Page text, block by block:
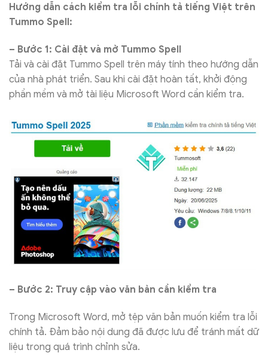
Hướng dẫn cách kiểm tra lỗi chính tả tiếng Việt trên
Tummo Spell:
– Bước 1: Cài đặt và mở Tummo Spell
Tải và cài đặt Tummo Spell trên máy tính theo hướng dẫn
của nhà phát triển. Sau khi cài đặt hoàn tất, khởi động
phần mềm và mở tài liệu Microsoft Word cần kiểm tra.
– Bước 2: Truy cập vào văn bản cần kiểm tra
Trong Microsoft Word, mở tệp văn bản muốn kiểm tra lỗi
chính tả. Đảm bảo nội dung đã được lưu để tránh mất dữ
liệu trong quá trình chỉnh sửa.